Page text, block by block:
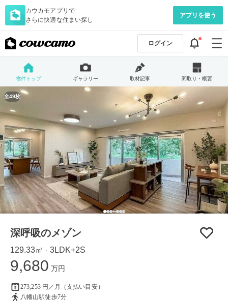
カウカモアプリで
さらに快適な住まい探し
アプリを使う
ログイン
物件トップ ギャラリー 取材記事 間取り・概要
全49枚
深呼吸のメゾン
129.33㎡ ・ 3LDK+2S
9,680 万円
273,253 円／月（支払い目安）
八幡山駅徒歩7分